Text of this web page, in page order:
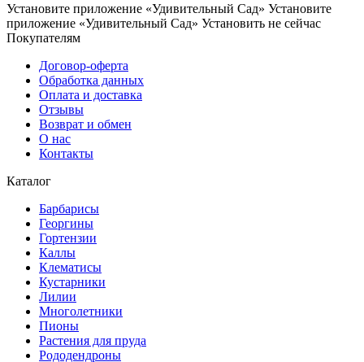
Установите приложение «Удивительный Сад» Установите
приложение «Удивительный Сад» Установить не сейчас
Покупателям
Договор-оферта
Обработка данных
Оплата и доставка
Отзывы
Возврат и обмен
О нас
Контакты
Каталог
Барбарисы
Георгины
Гортензии
Каллы
Клематисы
Кустарники
Лилии
Многолетники
Пионы
Растения для пруда
Рододендроны